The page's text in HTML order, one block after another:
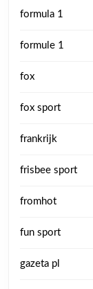
formula 1
formule 1
fox
fox sport
frankrijk
frisbee sport
fromhot
fun sport
gazeta pl